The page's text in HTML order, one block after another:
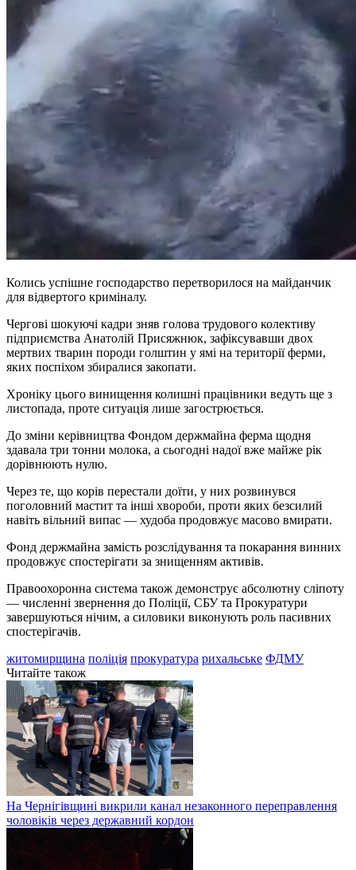
Колись успішне господарство перетворилося на майданчик
для відвертого криміналу.
Чергові шокуючі кадри зняв голова трудового колективу
підприємства Анатолій Присяжнюк, зафіксувавши двох
мертвих тварин породи голштин у ямі на території ферми,
яких поспіхом збиралися закопати.
Хроніку цього винищення колишні працівники ведуть ще з
листопада, проте ситуація лише загострюється.
До зміни керівництва Фондом держмайна ферма щодня
здавала три тонни молока, а сьогодні надої вже майже рік
дорівнюють нулю.
Через те, що корів перестали доїти, у них розвинувся
поголовний мастит та інші хвороби, проти яких безсилий
навіть вільний випас — худоба продовжує масово вмирати.
Фонд держмайна замість розслідування та покарання винних
продовжує спостерігати за знищенням активів.
Правоохоронна система також демонструє абсолютну сліпоту
— численні звернення до Поліції, СБУ та Прокуратури
завершуються нічим, а силовики виконують роль пасивних
спостерігачів.
житомирщина поліція прокуратура рихальське ФДМУ
Читайте також
На Чернігівщині викрили канал незаконного переправлення
чоловіків через державний кордон